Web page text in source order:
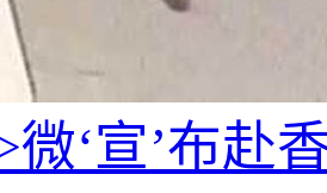
微‘宣’布赴